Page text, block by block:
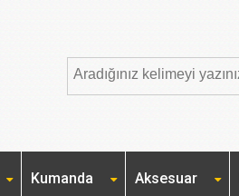
Kumanda Aksesuar